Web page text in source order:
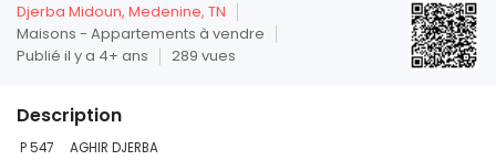
Djerba Midoun, Medenine, TN
Maisons - Appartements à vendre
Publié il y a 4+ ans
289 vues
Description
P 547 AGHIR DJERBA